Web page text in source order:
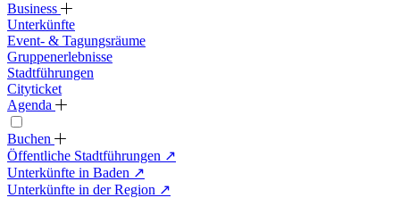
Business
Unterkünfte
Event- & Tagungsräume
Gruppenerlebnisse
Stadtführungen
Cityticket
Agenda
Buchen
Öffentliche Stadtführungen ↗
Unterkünfte in Baden ↗
Unterkünfte in der Region ↗